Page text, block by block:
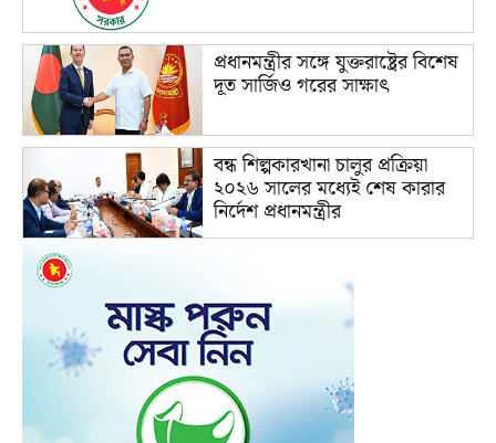
প্রধানমন্ত্রীর সঙ্গে যুক্তরাষ্ট্রের বিশেষ
দূত সার্জিও গরের সাক্ষাৎ
বন্ধ শিল্পকারখানা চালুর প্রক্রিয়া
২০২৬ সালের মধ্যেই শেষ কারার
নির্দেশ প্রধানমন্ত্রীর